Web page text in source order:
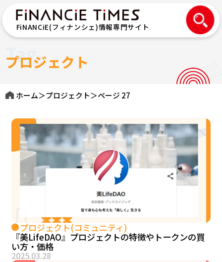
FiNANCiE(フィナンシェ)情報専門サイト
プロジェクト
Tag
ホーム＞プロジェクト＞ページ 27
プロジェクト(コミュニティ)
『美LifeDAO』プロジェクトの特徴やトークンの買
い方・価格
2025.03.28